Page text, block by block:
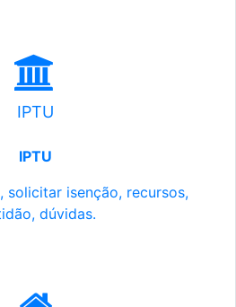
IPTU
IPTU
solicitar isenção, recursos,
dúvidas.